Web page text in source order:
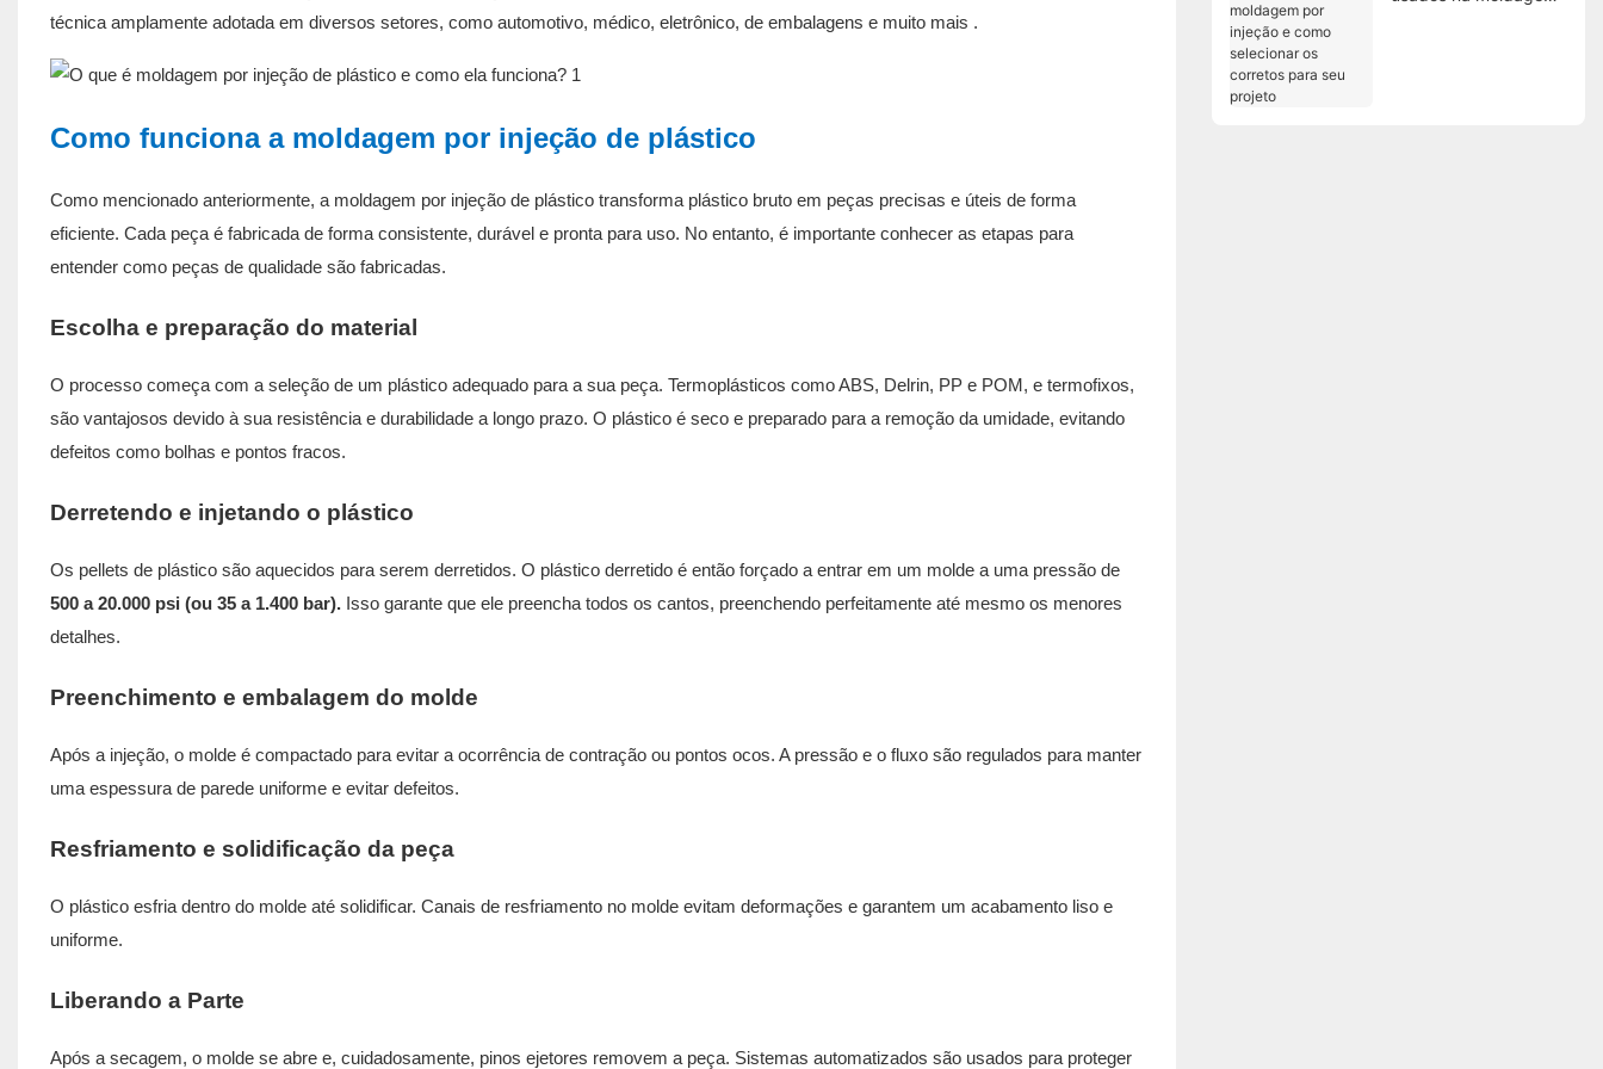
técnica amplamente adotada em diversos setores, como automotivo, médico, eletrônico, de embalagens e muito mais .
Como funciona a moldagem por injeção de plástico
Como mencionado anteriormente, a moldagem por injeção de plástico transforma plástico bruto em peças precisas e úteis de forma
eficiente. Cada peça é fabricada de forma consistente, durável e pronta para uso. No entanto, é importante conhecer as etapas para
entender como peças de qualidade são fabricadas.
Escolha e preparação do material
O processo começa com a seleção de um plástico adequado para a sua peça. Termoplásticos como ABS, Delrin, PP e POM, e termofixos,
são vantajosos devido à sua resistência e durabilidade a longo prazo. O plástico é seco e preparado para a remoção da umidade, evitando
defeitos como bolhas e pontos fracos.
Derretendo e injetando o plástico
Os pellets de plástico são aquecidos para serem derretidos. O plástico derretido é então forçado a entrar em um molde a uma pressão de
500 a 20.000 psi (ou 35 a 1.400 bar). Isso garante que ele preencha todos os cantos, preenchendo perfeitamente até mesmo os menores
detalhes.
Preenchimento e embalagem do molde
Após a injeção, o molde é compactado para evitar a ocorrência de contração ou pontos ocos. A pressão e o fluxo são regulados para manter
uma espessura de parede uniforme e evitar defeitos.
Resfriamento e solidificação da peça
O plástico esfria dentro do molde até solidificar. Canais de resfriamento no molde evitam deformações e garantem um acabamento liso e
uniforme.
Liberando a Parte
Após a secagem, o molde se abre e, cuidadosamente, pinos ejetores removem a peça. Sistemas automatizados são usados ​​para proteger